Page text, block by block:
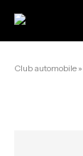
Club automobile »